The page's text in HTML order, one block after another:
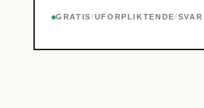
GRATIS/UFORPLIKTENDE/